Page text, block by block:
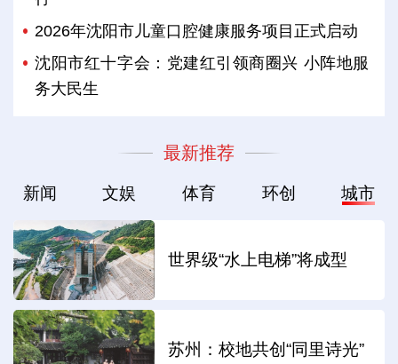
2026年沈阳市儿童口腔健康服务项目正式启动
沈阳市红十字会：党建红引领商圈兴 小阵地服
务大民生
最新推荐
新闻 文娱 体育 环创 城市
世界级“水上电梯”将成型
苏州：校地共创“同里诗光”